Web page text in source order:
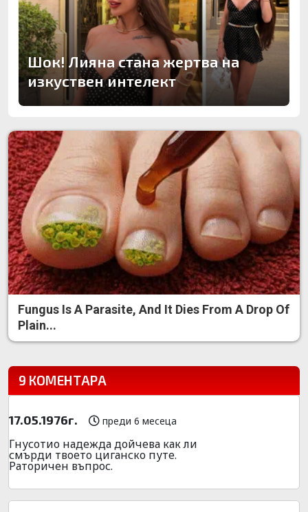
Шок! Лияна стана жертва на
изкуствен интелект
Fungus Is A Parasite, And It Dies From A Drop Of
Plain...
9 КОМЕНТАРА
17.05.1976г. преди 6 месеца
Гнусотио надежда дойчева как ли
смърди твоето циганско путе.
Раторичен въпрос.